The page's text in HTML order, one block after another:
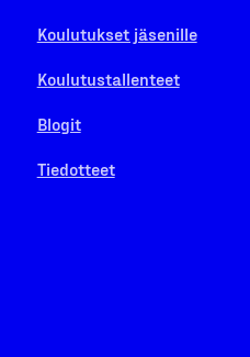
Koulutukset jäsenille
Koulutustallenteet
Blogit
Tiedotteet